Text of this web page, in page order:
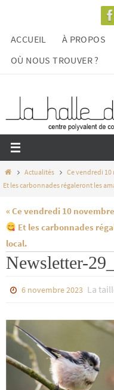
contenu
ACCUEIL À PROPOS
OÙ NOUS TROUVER ?
HomeActualités
Ce vendredi
Et les carbonnades régaleront les
« Ce vendredi 10
Et les carbonnades
local.
Newsletter-
6 novembre 2023 La